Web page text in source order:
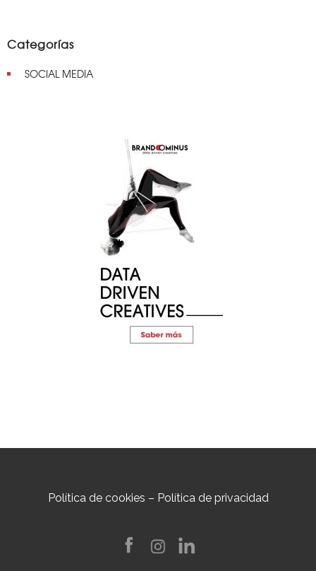
Categorías
SOCIAL MEDIA
Política de cookies – Política de privacidad